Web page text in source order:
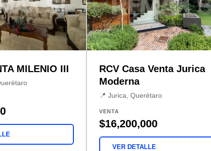
MILENIO III
RCV Casa Venta Jurica
Moderna
📍 Jurica, Querétaro
VENTA
$16,200,000
VER DETALLE